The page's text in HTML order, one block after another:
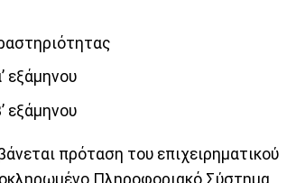
εξάμηνου
εξάμηνου
πρόταση του επιχειρηματικού
Πληροφοριακό Σύστημα